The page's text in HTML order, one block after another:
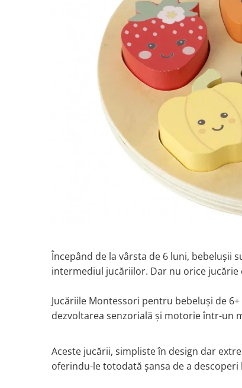
Începând de la vârsta de 6 luni, bebelușii
intermediul jucăriilor. Dar nu orice
Jucăriile Montessori pentru bebeluși de
dezvoltarea senzorială și motorie într-un
Aceste jucării, simpliste în design dar
oferindu-le totodată șansa de a